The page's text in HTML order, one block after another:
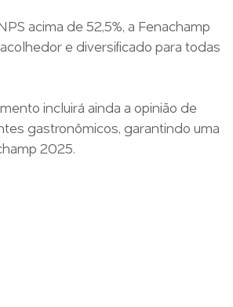
acima de 52,5%, a Fenachamp
e diversificado para todas
incluirá ainda a opinião de
gastronômicos, garantindo uma
2025.